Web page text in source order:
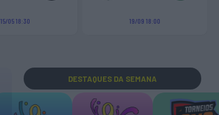
15/05 18:30 19/09 18:00
DESTAQUES DA SEMANA